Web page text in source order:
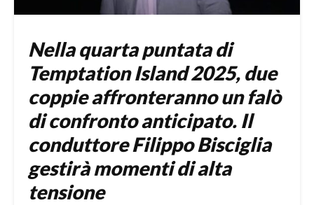
Nella quarta puntata di
Temptation Island 2025, due
coppie affronteranno un falò
di confronto anticipato. Il
conduttore Filippo Bisciglia
gestirà momenti di alta
tensione